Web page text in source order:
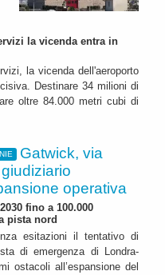
la vicenda entra in
la vicenda dell'aeroporto
Destinare 34 milioni di
oltre 84.000 metri cubi di
Gatwick, via
operativa
fino a 100.000
pista nord
esitazioni il tentativo di
di emergenza di Londra-
ostacoli all’espansione del